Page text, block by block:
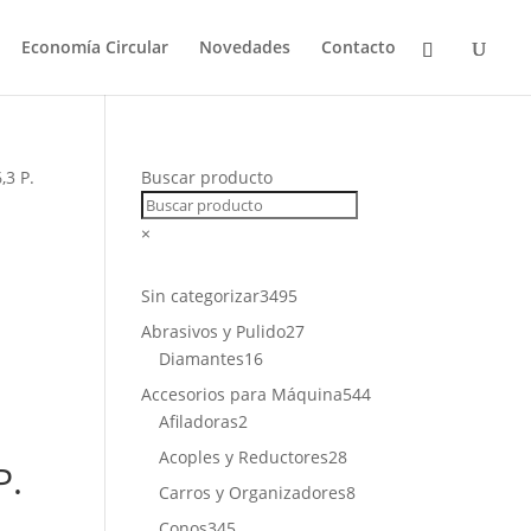
Economía Circular Novedades Contacto
P.
Buscar producto
×
Sin categorizar3495
productos
Abrasivos y Pulido2727
Diamantes1616
productos
Accesorios para Máquina544544
Afiladoras2
productos
Acoples y Reductores2828
productos
Carros y Organizadores88